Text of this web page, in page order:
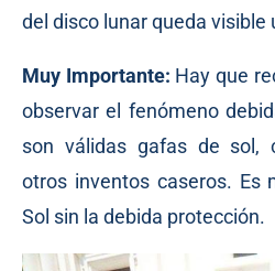
del disco lunar queda visible
Muy Importante: Hay que
observar el fenómeno
son válidas gafas de sol,
otros inventos caseros. Es
Sol sin la debida protección.